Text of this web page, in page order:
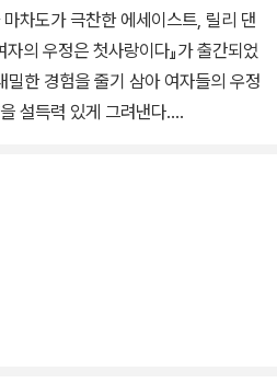
차도가 극찬한 에세이스트, 릴리 댄
의 우정은 첫사랑이다』가 출간되었
밀한 경험을 줄기 삼아 여자들의 우정
설득력 있게 그려낸다.
작된다. 사비나가 스무 살이 되던 해
기로 댄시거는 우정에 대해 다시 생
다는 안타까움과 깊은 상실감 때문이
저자는 오랜 애도의 결과물로서 이